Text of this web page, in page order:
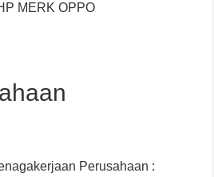
MERK OPPO
Perusahaan :